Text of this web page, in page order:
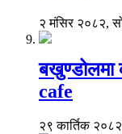
२ मंसिर २०८२,
बखुण्डोलमा
cafe
२९ कार्तिक